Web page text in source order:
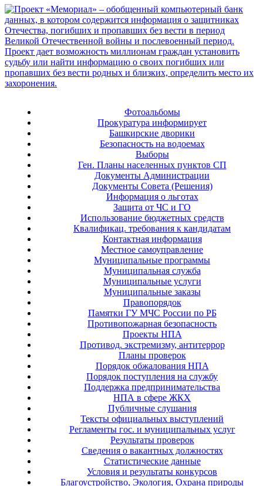
Фотоальбомы
Прокуратура информирует
Башкирские дворики
Безопасность на водоемах
Выборы
Ген. Планы населенных пунктов СП
Документы Администрации
Документы Совета (Решения)
Информация о льготах
Защита от ЧС и ГО
Использование бюджетных средств
Квалификац. требования к кандидатам
Контактная информация
Местное самоуправление
Муниципальные программы
Муниципальная служба
Муниципальные услуги
Муниципальные заказы
Правопорядок
Памятки ГУ МЧС России по РБ
Противопожарная безопасность
Проекты НПА
Противод. экстремизму, антитеррор
Планы проверок
Порядок обжалования НПА
Порядок поступления на службу
Поддержка предпринимательства
НПА в сфере ЖКХ
Публичные слушания
Тексты официальных выступлений
Регламенты гос. и муниципальных услуг
Результаты проверок
Сведения о вакантных должностях
Статистические данные
Условия и результаты конкурсов
Благоустройство, Экология, Охрана природы